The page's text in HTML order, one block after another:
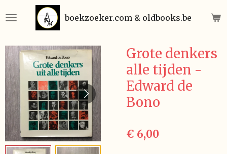
direct
de
hoofdinhoud
boekzoeker.com & oldbooks.be
Grote denkers
alle tijden -
Edward de
Bono
€ 6,00